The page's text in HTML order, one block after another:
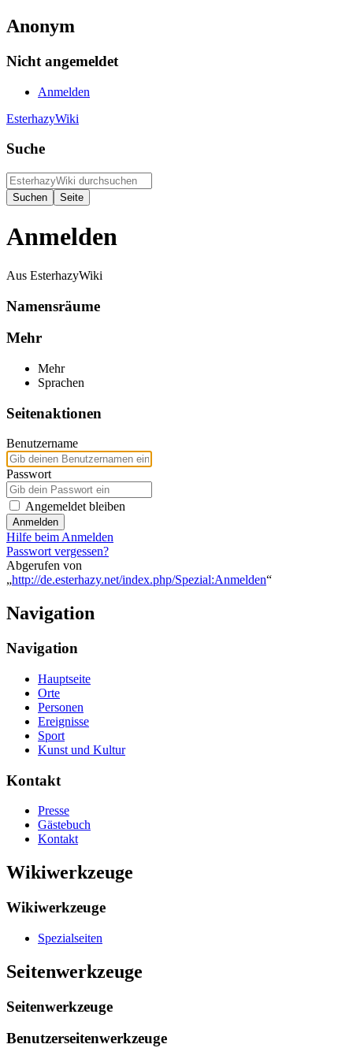
Anonym
Nicht angemeldet
Anmelden
EsterhazyWiki
Suche
Anmelden
Aus EsterhazyWiki
Namensräume
Mehr
Mehr
Sprachen
Seitenaktionen
Benutzername
Passwort
Angemeldet bleiben
Anmelden
Hilfe beim Anmelden
Passwort vergessen?
Abgerufen von
„http://de.esterhazy.net/index.php/Spezial:Anmelden“
Navigation
Navigation
Hauptseite
Orte
Personen
Ereignisse
Sport
Kunst und Kultur
Kontakt
Presse
Gästebuch
Kontakt
Wikiwerkzeuge
Wikiwerkzeuge
Spezialseiten
Seitenwerkzeuge
Seitenwerkzeuge
Benutzerseitenwerkzeuge